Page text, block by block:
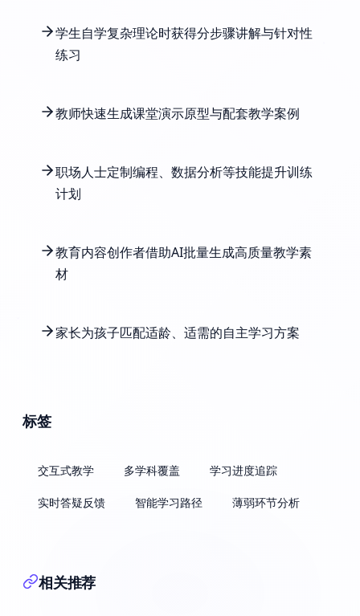
学生自学复杂理论时获得分步骤讲解与针对性
练习
教师快速生成课堂演示原型与配套教学案例
职场人士定制编程、数据分析等技能提升训练
计划
教育内容创作者借助AI批量生成高质量教学素
材
家长为孩子匹配适龄、适需的自主学习方案
标签
交互式教学 多学科覆盖 学习进度追踪
实时答疑反馈 智能学习路径 薄弱环节分析
相关推荐